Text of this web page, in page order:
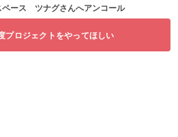
ペース ツナグさんへアンコール
プロジェクトをやってほしい